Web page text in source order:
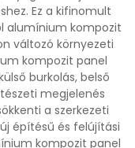
Ez a kifinomult
alumínium kompozit
változó környezeti
kompozit panel
burkolás, belső
megjelenés
a szerkezeti
építésű és felújítási
kompozit panel